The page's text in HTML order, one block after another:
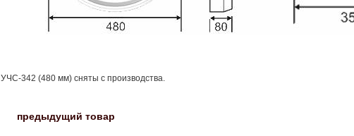
УЧС-342 (480 мм) сняты с производства.
предыдущий товар